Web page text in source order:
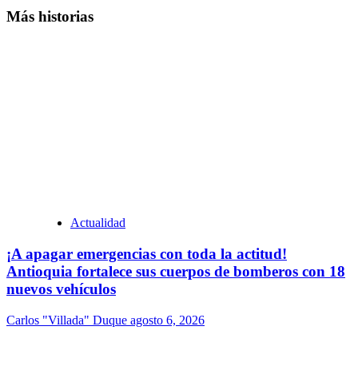
Más historias
Actualidad
¡A apagar emergencias con toda la actitud!
Antioquia fortalece sus cuerpos de bomberos con 18
nuevos vehículos
Carlos "Villada" Duque agosto 6, 2026